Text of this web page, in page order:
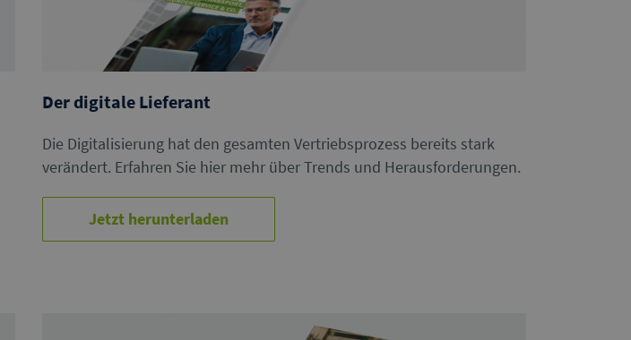
Der digitale Lieferant
Die Digitalisierung hat den gesamten Vertriebsprozess bereits stark
verändert. Erfahren Sie hier mehr über Trends und Herausforderungen.
Jetzt herunterladen